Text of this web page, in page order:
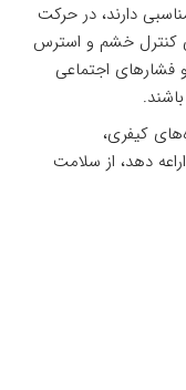
دارند، در حرکت
کنترل خشم و استرس
فشارهای اجتماعی
کیفری،
دهد، از سلامت